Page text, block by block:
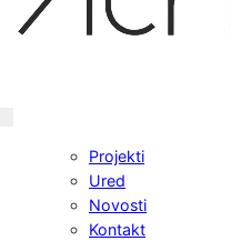
Projekti
Ured
Novosti
Kontakt